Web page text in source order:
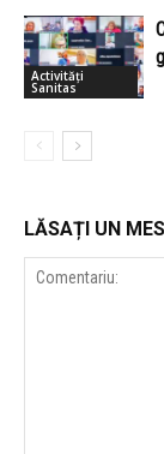
Activități
Sanitas
LĂSAȚI UN